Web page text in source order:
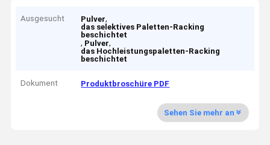
Ausgesucht Pulver,
das selektives Paletten-Racking
beschichtet
, Pulver,
das Hochleistungspaletten-Racking
beschichtet
Dokument Produktbroschüre PDF
Sehen Sie mehr an